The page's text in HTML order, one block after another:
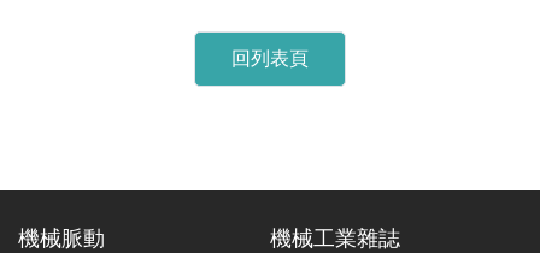
回列表頁
機械脈動 機械工業雜誌